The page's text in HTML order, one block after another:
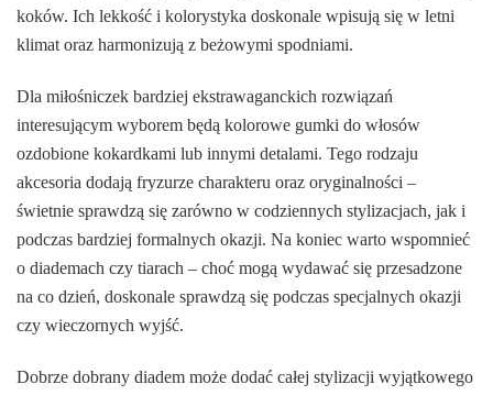
koków. Ich lekkość i kolorystyka doskonale wpisują się w letni
klimat oraz harmonizują z beżowymi spodniami.
Dla miłośniczek bardziej ekstrawaganckich rozwiązań
interesującym wyborem będą kolorowe gumki do włosów
ozdobione kokardkami lub innymi detalami. Tego rodzaju
akcesoria dodają fryzurze charakteru oraz oryginalności –
świetnie sprawdzą się zarówno w codziennych stylizacjach, jak i
podczas bardziej formalnych okazji. Na koniec warto wspomnieć
o diademach czy tiarach – choć mogą wydawać się przesadzone
na co dzień, doskonale sprawdzą się podczas specjalnych okazji
czy wieczornych wyjść.
Dobrze dobrany diadem może dodać całej stylizacji wyjątkowego